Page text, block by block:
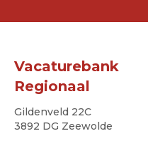
Vacaturebank
Regionaal
Gildenveld 22C
3892 DG Zeewolde